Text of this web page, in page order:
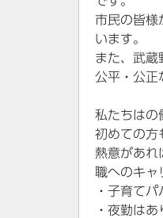
市民の皆様
います。
また、武蔵
公平・公正
私たちはの
初めての方
熱意があれ
職へのキャ
・子育て
・夜勤はあ